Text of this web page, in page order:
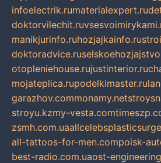
infoelectrik.rumaterialexpert.ru
doktorvilechit.ru
manikjurinfo.ruhozjajkainfo.ru
doktoradvice.ru
otopleniehouse.rujustinterior.ru
mojateplica.rupodelkimaster.ru
garazhov.commonamy.net
stroyu.kzmy-vesta.com
zsmh.com.ua
all-tattoos-for-men.compoisk-
best-radio.com.uaost-